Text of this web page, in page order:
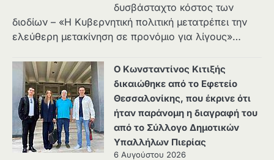
δυσβάσταχτο κόστος των
διοδίων – «Η Κυβερνητική πολιτική μετατρέπει την
ελεύθερη μετακίνηση σε προνόμιο για λίγους»…
Ο Κωνσταντίνος Κιτιξής
δικαιώθηκε από το Εφετείο
Θεσσαλονίκης, που έκρινε ότι
ήταν παράνομη η διαγραφή του
από το Σύλλογο Δημοτικών
Υπαλλήλων Πιερίας
6 Αυγούστου 2026